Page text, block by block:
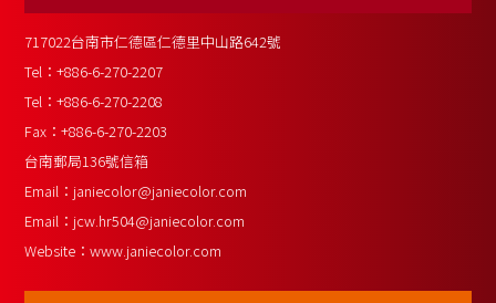
717022台南市仁德區仁德里中山路642號
Tel：+886-6-270-2207
Tel：+886-6-270-2208
Fax：+886-6-270-2203
台南郵局136號信箱
Email： janiecolor@janiecolor.com
Email： jcw.hr504@janiecolor.com
Website：www.janiecolor.com